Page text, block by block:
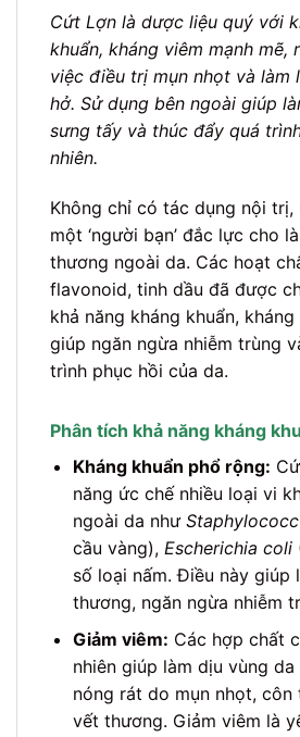
Cứt Lợn là dược liệu quý với
khuẩn, kháng viêm mạnh mẽ,
việc điều trị mụn nhọt và làm
hở. Sử dụng bên ngoài giúp
sưng tấy và thúc đẩy quá
nhiên.
Không chỉ có tác dụng nội trị,
một ‘người bạn’ đắc lực cho
thương ngoài da. Các hoạt
flavonoid, tinh dầu đã được
khả năng kháng khuẩn,
giúp ngăn ngừa nhiễm trùng
trình phục hồi của da.
Phân tích khả năng kháng
Kháng khuẩn phổ rộng:
năng ức chế nhiều loại vi
ngoài da như
cầu vàng), Escherichia coli
số loại nấm. Điều này giúp
thương, ngăn ngừa nhiễm
Giảm viêm: Các hợp chất
nhiên giúp làm dịu vùng
nóng rát do mụn nhọt, côn
vết thương. Giảm viêm là